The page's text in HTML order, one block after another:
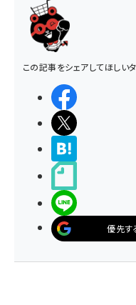
この記事をシェアしてほしいタ
優先す